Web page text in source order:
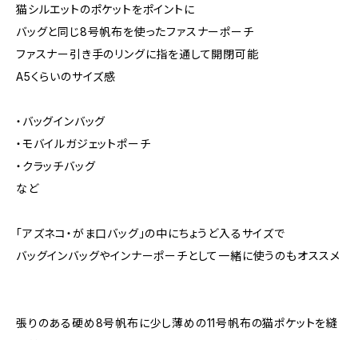
猫シルエットのポケットをポイントに
バッグと同じ8号帆布を使ったファスナーポーチ
ファスナー引き手のリングに指を通して開閉可能
A5くらいのサイズ感
・バッグインバッグ
・モバイルガジェットポーチ
・クラッチバッグ
など
「アズネコ・がま口バッグ」の中にちょうど入るサイズで
バッグインバッグやインナーポーチとして一緒に使うのもオススメ
張りのある硬め8号帆布に少し薄めの11号帆布の猫ポケットを縫